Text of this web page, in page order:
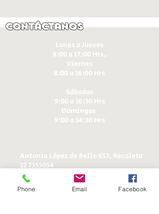
Contáctanos
Lunes a Jueves
8:00 a 17:00 Hrs.
Viernes
8:00 a 16:00 Hrs​
Sábados
9:00 a 16:30 Hrs
Domingos
9:00 a 14:30 Hrs
Antonia López de Bello 653, Recoleta
22 7355054
22 7375725
+56 9 75224598
ducereposteria@gmail.com
Phone Email Facebook